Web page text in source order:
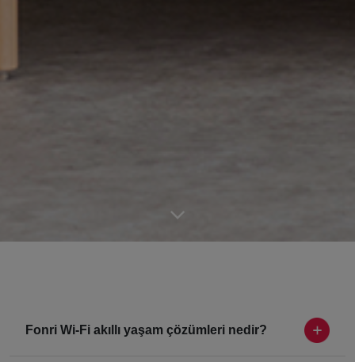
Fonri Wi-Fi akıllı yaşam çözümleri nedir?